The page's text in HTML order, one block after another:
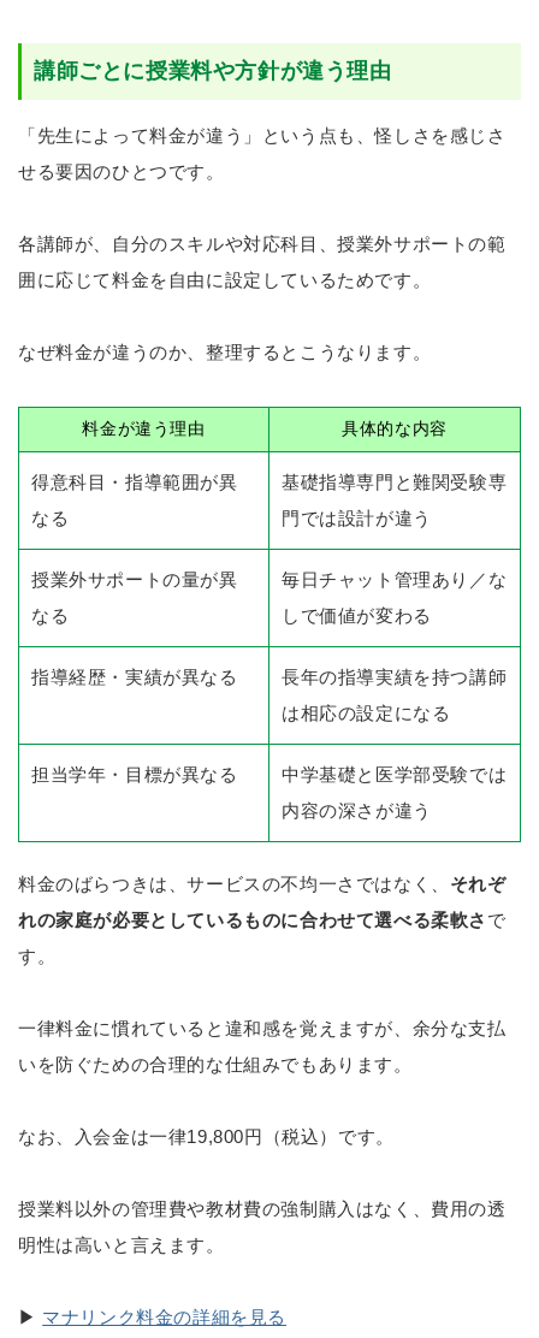
講師ごとに授業料や方針が違う理由
「先生によって料金が違う」という点も、怪しさを感じさ
せる要因のひとつです。
各講師が、自分のスキルや対応科目、授業外サポートの範
囲に応じて料金を自由に設定しているためです。
なぜ料金が違うのか、整理するとこうなります。
料金が違う理由 具体的な内容
得意科目・指導範囲が異
なる
基礎指導専門と難関受験専
門では設計が違う
授業外サポートの量が異
なる
毎日チャット管理あり／な
しで価値が変わる
指導経歴・実績が異なる
長年の指導実績を持つ講師
は相応の設定になる
担当学年・目標が異なる
中学基礎と医学部受験では
内容の深さが違う
料金のばらつきは、サービスの不均一さではなく、 それぞ
れの家庭が必要としているものに合わせて選べる柔軟さ で
す。
一律料金に慣れていると違和感を覚えますが、余分な支払
いを防ぐための合理的な仕組みでもあります。
なお、入会金は一律19,800円（税込）です。
授業料以外の管理費や教材費の強制購入はなく、費用の透
明性は高いと言えます。
▶ マナリンク料金の詳細を見る